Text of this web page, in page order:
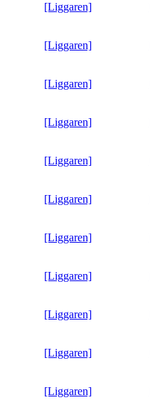
[Liggaren]
[Liggaren]
[Liggaren]
[Liggaren]
[Liggaren]
[Liggaren]
[Liggaren]
[Liggaren]
[Liggaren]
[Liggaren]
[Liggaren]